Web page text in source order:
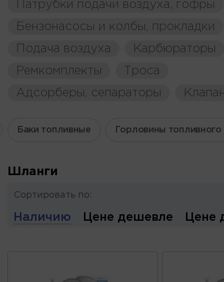
Патрубки подачи воздуха, гофры
Бензонасосы и колбы, прокладки
Подача воздуха
Карбюраторы
Ремкомплекты
Троса
Адсорберы, сепараторы
Баки топливные Горловины топливного
Шланги
Сортировать по:
Наличию Цене дешевле Цене